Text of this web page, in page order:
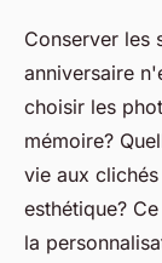
Conserver les
anniversaire
choisir les
mémoire?
vie aux
esthétique?
la